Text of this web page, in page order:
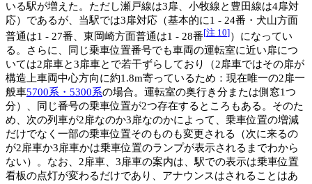
いる駅が増えた。ただし瀬戸線は3扉、小牧線と豊田線は4扉対
応）であるが、当駅では3扉対応（基本的に1 - 24番・犬山方面
普通は1 - 27番、東岡崎方面普通は1 - 28番 [注 10] ）になってい
る。さらに、同じ乗車位置番号でも車両の運転室に近い扉につ
いては2扉車と3扉車とで若干ずらしており（2扉車ではその扉が
構造上車両中心方向に約1.8m寄っているため：現在唯一の2扉一
般車5700系・5300系の場合。運転室の奥行き分または側窓1つ
分）、同じ番号の乗車位置が2つ存在するところもある。そのた
め、次の列車が2扉なのか3扉なのかによって、乗車位置の増減
だけでなく一部の乗車位置そのものも変更される（次に来るの
が2扉車か3扉車かは乗車位置のランプが表示されるまでわから
ない）。なお、2扉車、3扉車の案内は、駅での表示は乗車位置
看板の点灯が変わるだけであり、アナウンスはされることはあ